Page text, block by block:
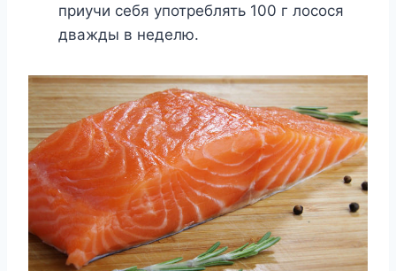
приучи себя употреблять 100 г лосося
дважды в неделю.